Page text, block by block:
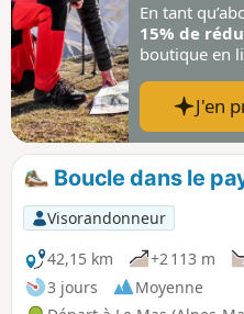
En tant
15% de
boutique en
J'en
Boucle dans le
Visorandonneur
42,15 km
+2 113 m
3 jours
Moyenne